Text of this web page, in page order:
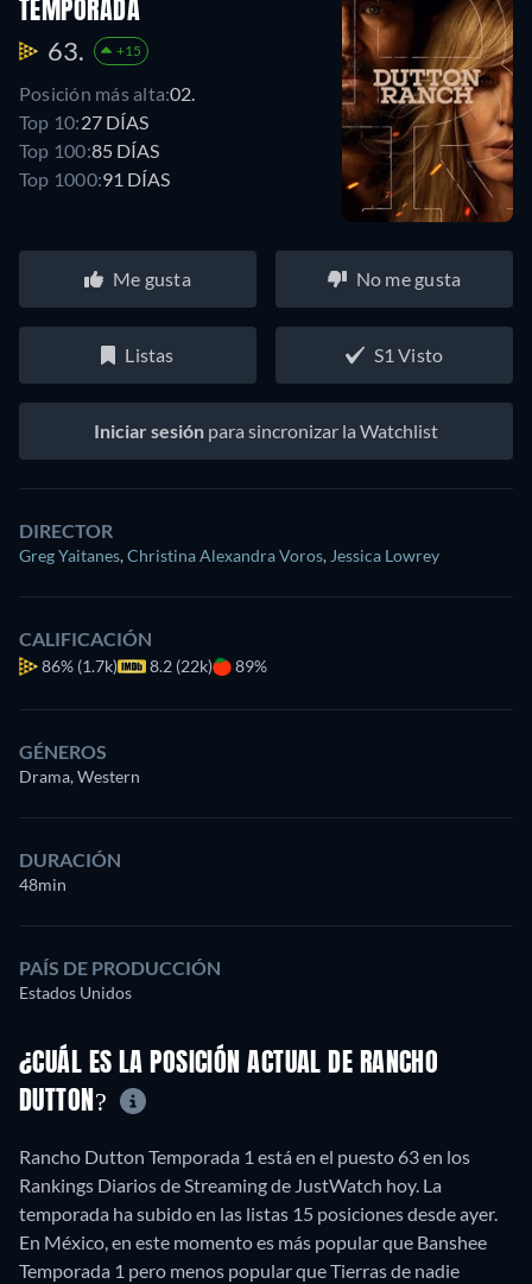
TEMPORADA
63. +15
Posición más alta:02.
Top 10:27 DÍAS
Top 100:85 DÍAS
Top 1000:91 DÍAS
Me gusta No me gusta
Listas S1 Visto
Iniciar sesión para sincronizar la Watchlist
DIRECTOR
Greg Yaitanes,Christina Alexandra Voros, Jessica Lowrey
CALIFICACIÓN
86% (1.7k) 8.2 (22k) 89%
GÉNEROS
Drama, Western
DURACIÓN
48min
PAÍS DE PRODUCCIÓN
Estados Unidos
¿CUÁL ES LA POSICIÓN ACTUAL DE RANCHO
DUTTON?
Rancho Dutton Temporada 1 está en el puesto 63 en los
Rankings Diarios de Streaming de JustWatch hoy. La
temporada ha subido en las listas 15 posiciones desde ayer.
En México, en este momento es más popular que Banshee
Temporada 1 pero menos popular que Tierras de nadie